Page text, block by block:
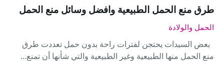
طرق منع الحمل الطبيعية وافضل وسائل منع الحمل
الحمل والولادة
بعض السيدات يحتجن لفترات راحة بدون حمل تعددت طرق
منع الحمل منها الطبيعية وغير الطبيعية والتي شأنها أن تمنع...